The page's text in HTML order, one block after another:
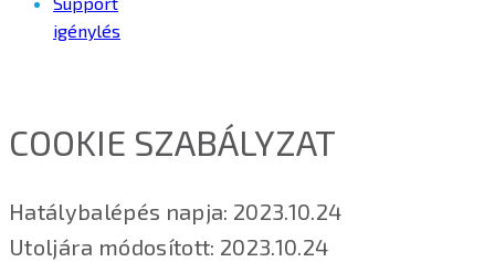
igénylés
COOKIE SZABÁLYZAT
Hatálybalépés napja: 2023.10.24
Utoljára módosított: 2023.10.24